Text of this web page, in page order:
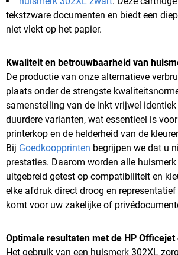
tekstzware documenten en biedt een
niet vlekt op het papier.
Kwaliteit en betrouwbaarheid van
De productie van onze alternatieve
plaats onder de strengste
samenstelling van de inkt vrijwel
duurdere varianten, wat essentieel is
printerkop en de helderheid van de
Bij Goedkoopprinten begrijpen we dat u
prestaties. Daarom worden alle
uitgebreid getest op compatibiliteit en
elke afdruk direct droog en
komt voor uw zakelijke of
Optimale resultaten met de HP
Het gebruik van een huismerk 302XL